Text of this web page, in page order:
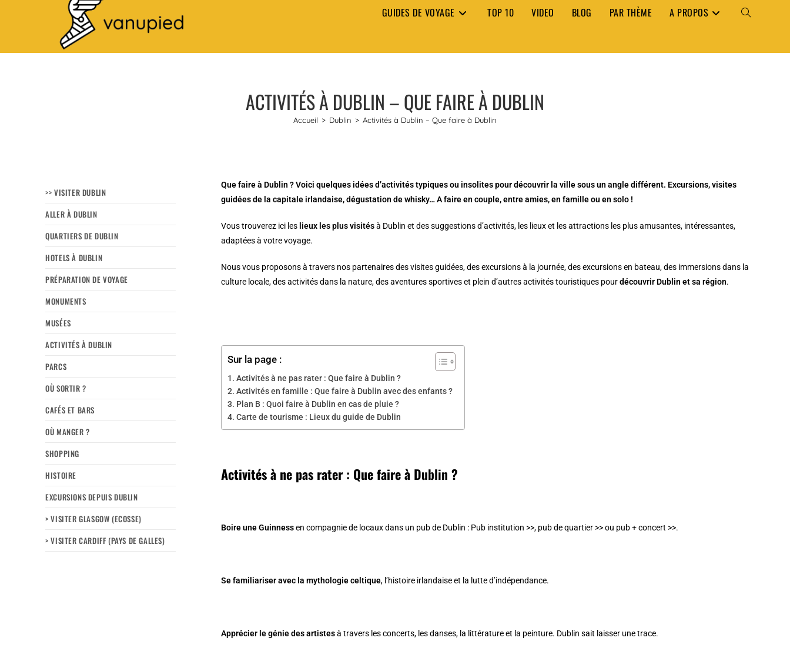
GUIDES DE VOYAGE TOP 10 VIDEO BLOG PAR THÈME A PROPOS TOGGLE
ACTIVITÉS À DUBLIN – QUE FAIRE À DUBLIN
Accueil > Dublin > Activités à Dublin – Que faire à Dublin
Que faire à Dublin ? Voici quelques idées d’activités typiques ou insolites pour découvrir la ville sous un angle différent. Excursions, visites
guidées de la capitale irlandaise, dégustation de whisky… A faire en couple, entre amies, en famille ou en solo !
Vous trouverez ici les lieux les plus visitésà Dublin et des suggestions d’activités, les lieux et les attractions les plus amusantes, intéressantes,
adaptées à votre voyage.
Nous vous proposons à travers nos partenaires des visites guidées, des excursions à la journée, des excursions en bateau, des immersions dans la
culture locale, des activités dans la nature, des aventures sportives et plein d’autres activités touristiques pourdécouvrir Dublin et sa région.
Sur la page :
Activités à ne pas rater : Que faire à Dublin ?
Activités en famille : Que faire à Dublin avec des enfants ?
Plan B : Quoi faire à Dublin en cas de pluie ?
Carte de tourisme : Lieux du guide de Dublin
Activités à ne pas rater : Que faire à Dublin ?
Boire une Guinnessen compagnie de locaux dans un pub de Dublin : Pub institution >>, pub de quartier >>ou pub + concert >>.
Se familiariser avec la mythologie celtique, l’histoire irlandaise et la lutte d’indépendance.
Apprécier le génie des artistesà travers les concerts, les danses, la littérature et la peinture. Dublin sait laisser une trace.
>> VISITER DUBLIN
ALLER À DUBLIN
QUARTIERS DE DUBLIN
HOTELS À DUBLIN
PRÉPARATION DE VOYAGE
MONUMENTS
MUSÉES
ACTIVITÉS À DUBLIN
PARCS
OÙ SORTIR ?
CAFÉS ET BARS
OÙ MANGER ?
SHOPPING
HISTOIRE
EXCURSIONS DEPUIS DUBLIN
> VISITER GLASGOW (ECOSSE)
> VISITER CARDIFF (PAYS DE GALLES)